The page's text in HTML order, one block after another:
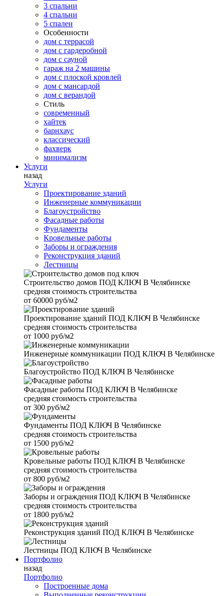
3 спальни
4 спальни
5 спален
Особенности
дом с террасой
дом с гардеробной
дом с сауной
гараж на 2 машины
дом с плоской кровлей
дом с мансардой
дом с верандой
Стиль
современный
хайтек
барнхаус
классический
фахверк
минимализм
Услуги
назад
Услуги
Проектирование зданий
Инженерные коммуникации
Благоустройство
Фасадные работы
Фундаменты
Кровельные работы
Заборы и ограждения
Реконструкция зданий
Лестницы
Строительство домов ПОД КЛЮЧ В Челябинске
средняя стоимость строительства
от 60000 руб/м2
Проектирование зданий ПОД КЛЮЧ В Челябинске
средняя стоимость строительства
от 1000 руб/м2
Инженерные коммуникации ПОД КЛЮЧ В Челябинске
Благоустройство ПОД КЛЮЧ В Челябинске
Фасадные работы ПОД КЛЮЧ В Челябинске
средняя стоимость строительства
от 300 руб/м2
Фундаменты ПОД КЛЮЧ В Челябинске
средняя стоимость строительства
от 1500 руб/м2
Кровельные работы ПОД КЛЮЧ В Челябинске
средняя стоимость строительства
от 800 руб/м2
Заборы и ограждения ПОД КЛЮЧ В Челябинске
средняя стоимость строительства
от 1800 руб/м2
Реконструкция зданий ПОД КЛЮЧ В Челябинске
Лестницы ПОД КЛЮЧ В Челябинске
Портфолио
назад
Портфолио
Построенные дома